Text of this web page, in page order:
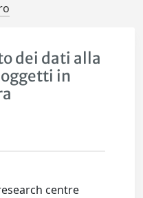
dei dati alla
in
centre